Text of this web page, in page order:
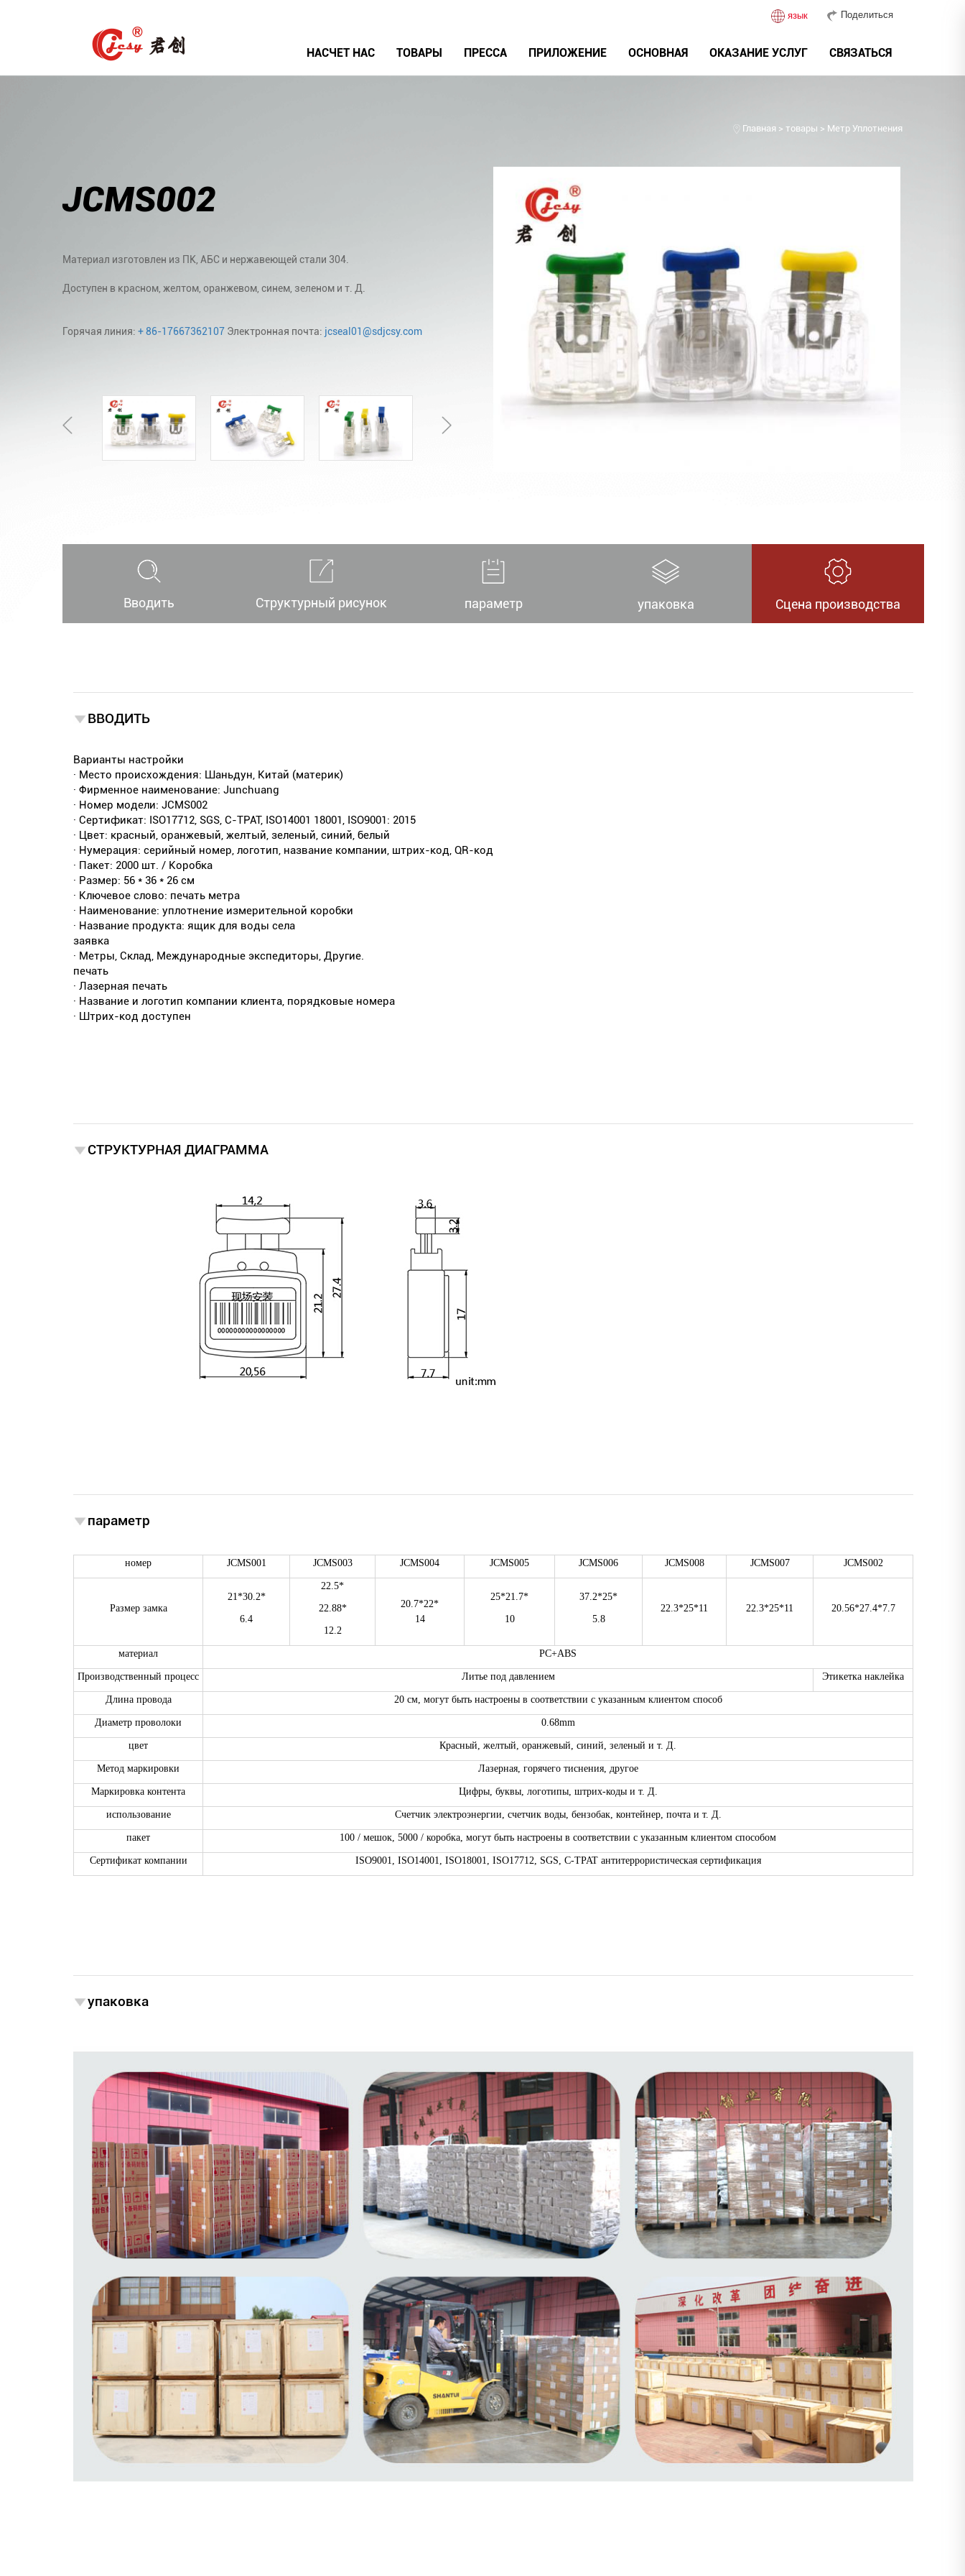
Поделиться
язык
НАСЧЕТ НАС ТОВАРЫ ПРЕССА ПРИЛОЖЕНИЕ ОСНОВНАЯ ОКАЗАНИЕ УСЛУГ СВЯЗАТЬСЯ
Главная > товары > Метр Уплотнения
JCMS002
Материал изготовлен из ПК, АБС и нержавеющей стали 304.
Доступен в красном, желтом, оранжевом, синем, зеленом и т. Д.
Горячая линия: + 86-17667362107 Электронная почта: jcseal01@sdjcsy.com
Вводить Структурный рисунок параметр упаковка Сцена производства
ВВОДИТЬ
Варианты настройки
· Место происхождения: Шаньдун, Китай (материк)
· Фирменное наименование: Junchuang
· Номер модели: JCMS002
· Сертификат: ISO17712, SGS, C-TPAT, ISO14001 18001, ISO9001: 2015
· Цвет: красный, оранжевый, желтый, зеленый, синий, белый
· Нумерация: серийный номер, логотип, название компании, штрих-код, QR-код
· Пакет: 2000 шт. / Коробка
· Размер: 56 * 36 * 26 см
· Ключевое слово: печать метра
· Наименование: уплотнение измерительной коробки
· Название продукта: ящик для воды села
заявка
· Метры, Склад, Международные экспедиторы, Другие.
печать
· Лазерная печать
· Название и логотип компании клиента, порядковые номера
· Штрих-код доступен
СТРУКТУРНАЯ ДИАГРАММА
параметр
номер JCMS001 JCMS003 JCMS004 JCMS005 JCMS006 JCMS008 JCMS007 JCMS002
Размер замка
21*30.2*
6.4
22.5*
22.88*
12.2
20.7*22*
14
25*21.7*
10
37.2*25*
5.8
22.3*25*11 22.3*25*11 20.56*27.4*7.7
материал PC+ABS
Производственный процесс Литье под давлением Этикетка наклейка
Длина провода 20 см, могут быть настроены в соответствии с указанным клиентом способ
Диаметр проволоки 0.68mm
цвет Красный, желтый, оранжевый, синий, зеленый и т. Д.
Метод маркировки Лазерная, горячего тиснения, другое
Маркировка контента Цифры, буквы, логотипы, штрих-коды и т. Д.
использование Счетчик электроэнергии, счетчик воды, бензобак, контейнер, почта и т. Д.
пакет 100 / мешок, 5000 / коробка, могут быть настроены в соответствии с указанным клиентом способом
Сертификат компании ISO9001, ISO14001, ISO18001, ISO17712, SGS, C-TPAT антитеррористическая сертификация
упаковка